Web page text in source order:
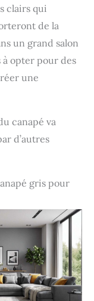
clairs qui
de la
un grand salon
à opter pour des
une
canapé va
d’autres
gris pour